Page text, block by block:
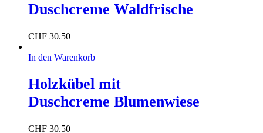
Duschcreme Waldfrische
CHF 30.50
In den Warenkorb
Holzkübel mit
Duschcreme Blumenwiese
CHF 30.50